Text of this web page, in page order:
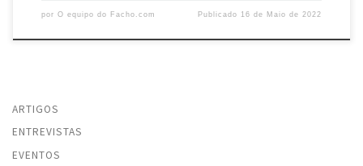
por O equipo do Facho.com Publicado 16 de Maio de 2022
ARTIGOS
ENTREVISTAS
EVENTOS